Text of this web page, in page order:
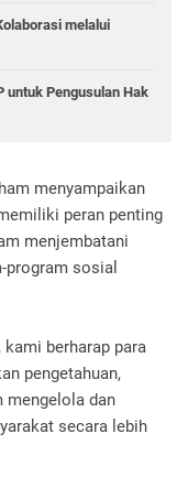
melalui
untuk Pengusulan Hak
menyampaikan
peran penting
menjembatani
program sosial
berharap para
pengetahuan,
mengelola dan
secara lebih